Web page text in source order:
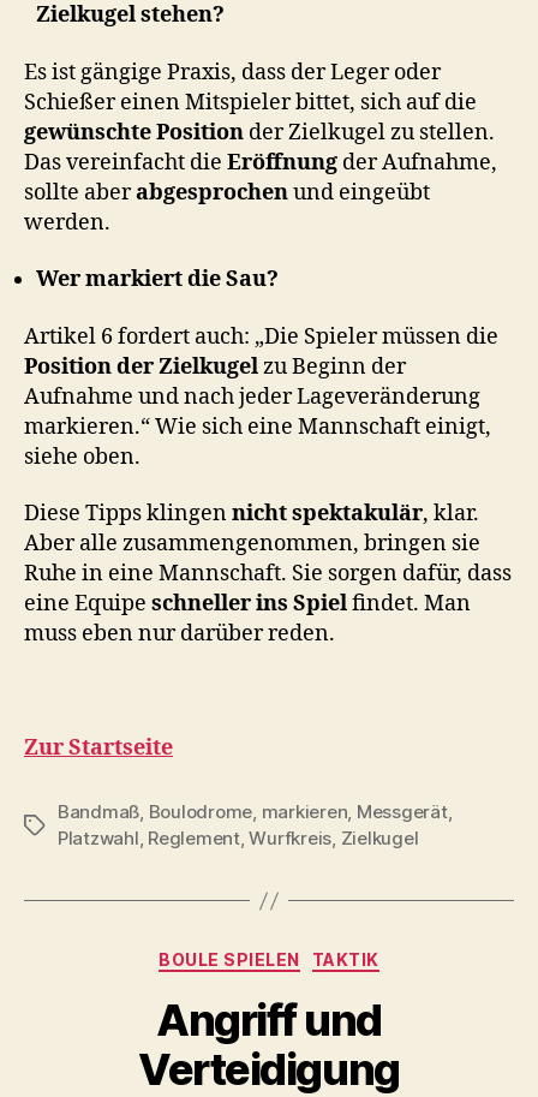
Zielkugel stehen?
Es ist gängige Praxis, dass der Leger oder
Schießer einen Mitspieler bittet, sich auf die
gewünschte Position der Zielkugel zu stellen.
Das vereinfacht die Eröffnung der Aufnahme,
sollte aberabgesprochenund eingeübt
werden.
Wer markiert die Sau?
Artikel 6 fordert auch: „Die Spieler müssen die
Position der Zielkugelzu Beginn der
Aufnahme und nach jeder Lageveränderung
markieren.“ Wie sich eine Mannschaft einigt,
siehe oben.
Diese Tipps klingennicht spektakulär, klar.
Aber alle zusammengenommen, bringen sie
Ruhe in eine Mannschaft. Sie sorgen dafür, dass
eine Equipe schneller ins Spielfindet. Man
muss eben nur darüber reden.
Zur Startseite
Schlagwörter
Bandmaß, Boulodrome, markieren, Messgerät,
Platzwahl, Reglement,Wurfkreis, Zielkugel
Kategorien
BOULE SPIELEN TAKTIK
Angriff und
Verteidigung